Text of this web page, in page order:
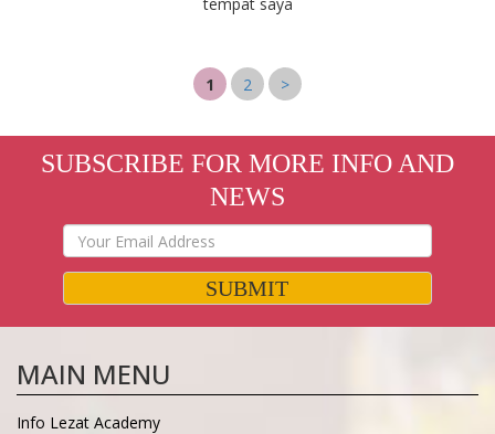
tempat saya
1 2 >
SUBSCRIBE FOR MORE INFO AND
NEWS
SUBMIT
MAIN MENU
Info Lezat Academy